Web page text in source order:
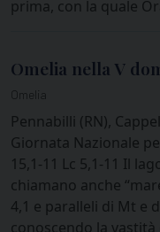
prima, con la quale
Omelia nella V
Omelia
Pennabilli (RN),
Giornata Nazionale
15,1-11 Lc 5,1-11 Il
chiamano anche
4,1 e paralleli di Mt e
conoscendo la